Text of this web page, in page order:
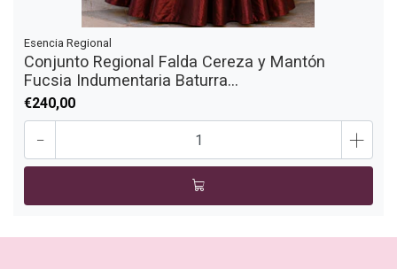
Esencia Regional
Conjunto Regional Falda Cereza y Mantón
Fucsia Indumentaria Baturra...
€240,00
- +